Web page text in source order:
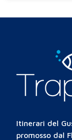
Itinerari del
promosso dal